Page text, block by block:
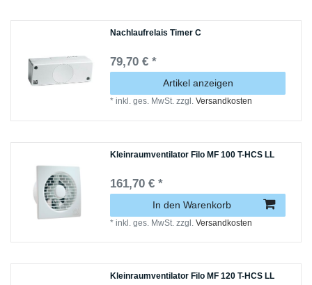
Nachlaufrelais Timer C
79,70 € *
Artikel anzeigen
*inkl. ges. MwSt. zzgl.Versandkosten
Kleinraumventilator Filo MF 100 T-HCS LL
161,70 € *
In den Warenkorb
*inkl. ges. MwSt. zzgl.Versandkosten
Kleinraumventilator Filo MF 120 T-HCS LL